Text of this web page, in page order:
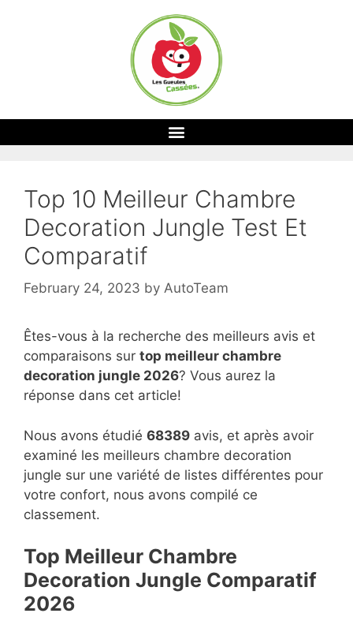
Top 10 Meilleur Chambre
Decoration Jungle Test Et
Comparatif
February 24, 2023 by AutoTeam
Êtes-vous à la recherche des meilleurs avis et
comparaisons sur top meilleur chambre
decoration jungle 2026? Vous aurez la
réponse dans cet article!
Nous avons étudié 68389 avis, et après avoir
examiné les meilleurs chambre decoration
jungle sur une variété de listes différentes pour
votre confort, nous avons compilé ce
classement.
Top Meilleur Chambre
Decoration Jungle Comparatif
2026